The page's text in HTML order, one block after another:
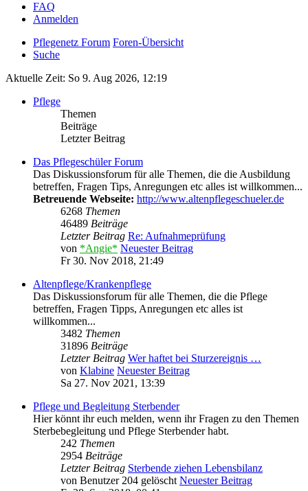
FAQ
Anmelden
Pflegenetz Forum Foren-Übersicht
Suche
Aktuelle Zeit: So 9. Aug 2026, 12:19
Pflege
Themen
Beiträge
Letzter Beitrag
Das Pflegeschüler Forum
Das Diskussionsforum für alle Themen, die die Ausbildung
betreffen, Fragen Tips, Anregungen etc alles ist willkommen...
Betreuende Webseite: http://www.altenpflegeschueler.de
6268 Themen
46489 Beiträge
Letzter Beitrag Re: Aufnahmeprüfung
von *Angie* Neuester Beitrag
Fr 30. Nov 2018, 21:49
Altenpflege/Krankenpflege
Das Diskussionsforum für alle Themen, die die Pflege
betreffen, Fragen Tipps, Anregungen etc alles ist
willkommen...
3482 Themen
31896 Beiträge
Letzter Beitrag Wer haftet bei Sturzereignis …
von Klabine Neuester Beitrag
Sa 27. Nov 2021, 13:39
Pflege und Begleitung Sterbender
Hier könnt ihr euch melden, wenn ihr Fragen zu den Themen
Sterbebegleitung und Pflege Sterbender habt.
242 Themen
2954 Beiträge
Letzter Beitrag Sterbende ziehen Lebensbilanz
von Benutzer 204 gelöscht Neuester Beitrag